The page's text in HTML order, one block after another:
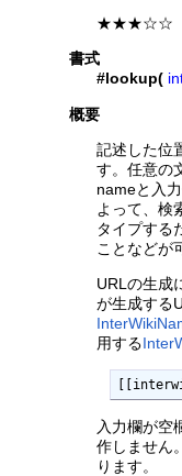
★★★☆☆
書式
#lookup(
概要
記述した位
す。任意の
nameと入
よって、検
タイプする
ことなどが
URLの生成
が生成する
用する
入力欄が空
作しません
ります。